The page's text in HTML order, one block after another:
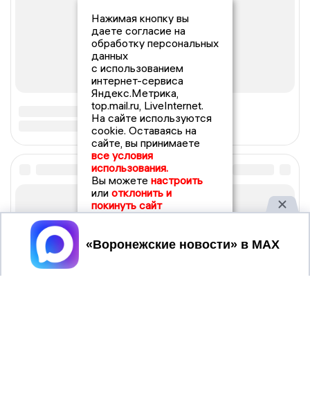
Нажимая кнопку вы
даете согласие на
обработку персональных
данных
с использованием
интернет-сервиса
Яндекс.Метрика,
top.mail.ru, LiveInternet.
На сайте используются
cookie. Оставаясь на
сайте, вы принимаете
все условия
использования.
Вы можете настроить
или отклонить и
покинуть сайт
Принять